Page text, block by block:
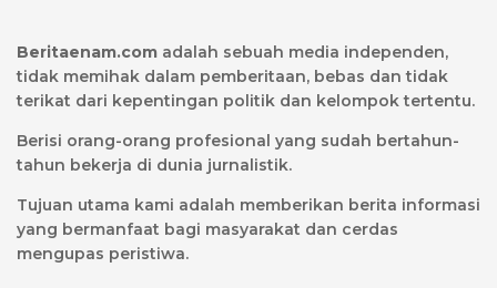
Beritaenam.com adalah sebuah media independen,
tidak memihak dalam pemberitaan, bebas dan tidak
terikat dari kepentingan politik dan kelompok tertentu.
Berisi orang-orang profesional yang sudah bertahun-
tahun bekerja di dunia jurnalistik.
Tujuan utama kami adalah memberikan berita informasi
yang bermanfaat bagi masyarakat dan cerdas
mengupas peristiwa.